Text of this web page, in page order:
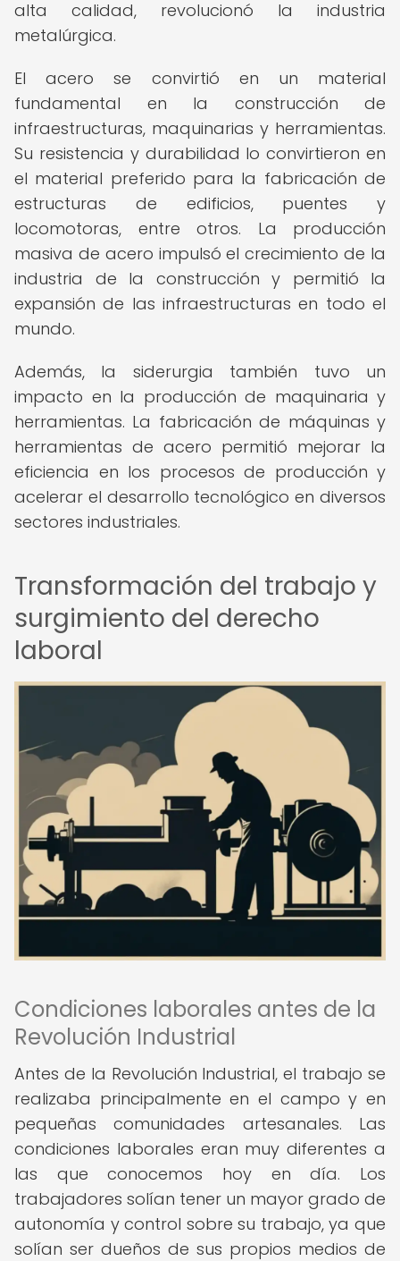
alta calidad, revolucionó la industria
metalúrgica.
El acero se convirtió en un material
fundamental en la construcción de
infraestructuras, maquinarias y herramientas.
Su resistencia y durabilidad lo convirtieron en
el material preferido para la fabricación de
estructuras de edificios, puentes y
locomotoras, entre otros. La producción
masiva de acero impulsó el crecimiento de la
industria de la construcción y permitió la
expansión de las infraestructuras en todo el
mundo.
Además, la siderurgia también tuvo un
impacto en la producción de maquinaria y
herramientas. La fabricación de máquinas y
herramientas de acero permitió mejorar la
eficiencia en los procesos de producción y
acelerar el desarrollo tecnológico en diversos
sectores industriales.
Transformación del trabajo y
surgimiento del derecho
laboral
Condiciones laborales antes de la
Revolución Industrial
Antes de la Revolución Industrial, el trabajo se
realizaba principalmente en el campo y en
pequeñas comunidades artesanales. Las
condiciones laborales eran muy diferentes a
las que conocemos hoy en día. Los
trabajadores solían tener un mayor grado de
autonomía y control sobre su trabajo, ya que
solían ser dueños de sus propios medios de